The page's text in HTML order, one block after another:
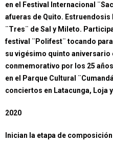
en el Festival Internacional
afueras de Quito.
¨Tres¨ de Sal y Mileto.
festival ¨Polifest¨ tocando
su vigésimo quinto
conmemorativo por los 25
en el Parque Cultural
conciertos en Latacunga, Loja
2020
Inician la etapa de